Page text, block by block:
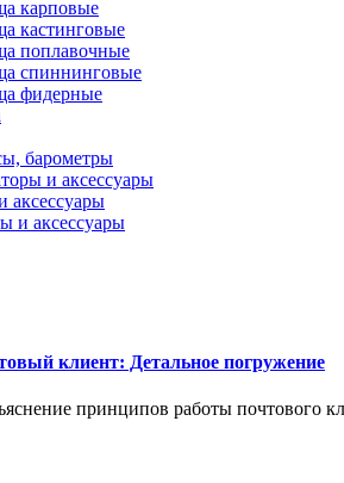
карповые
кастинговые
поплавочные
спиннинговые
фидерные
барометры
и аксессуары
аксессуары
и аксессуары
клиент: Детальное погружение
принципов работы почтового